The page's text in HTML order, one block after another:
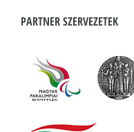
PARTNER SZERVEZETEK